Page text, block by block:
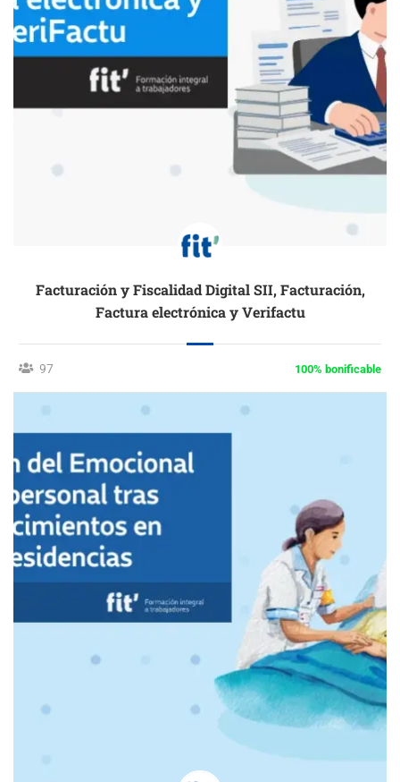
Facturación y Fiscalidad Digital SII, Facturación,
Factura electrónica y Verifactu
97 100% bonificable